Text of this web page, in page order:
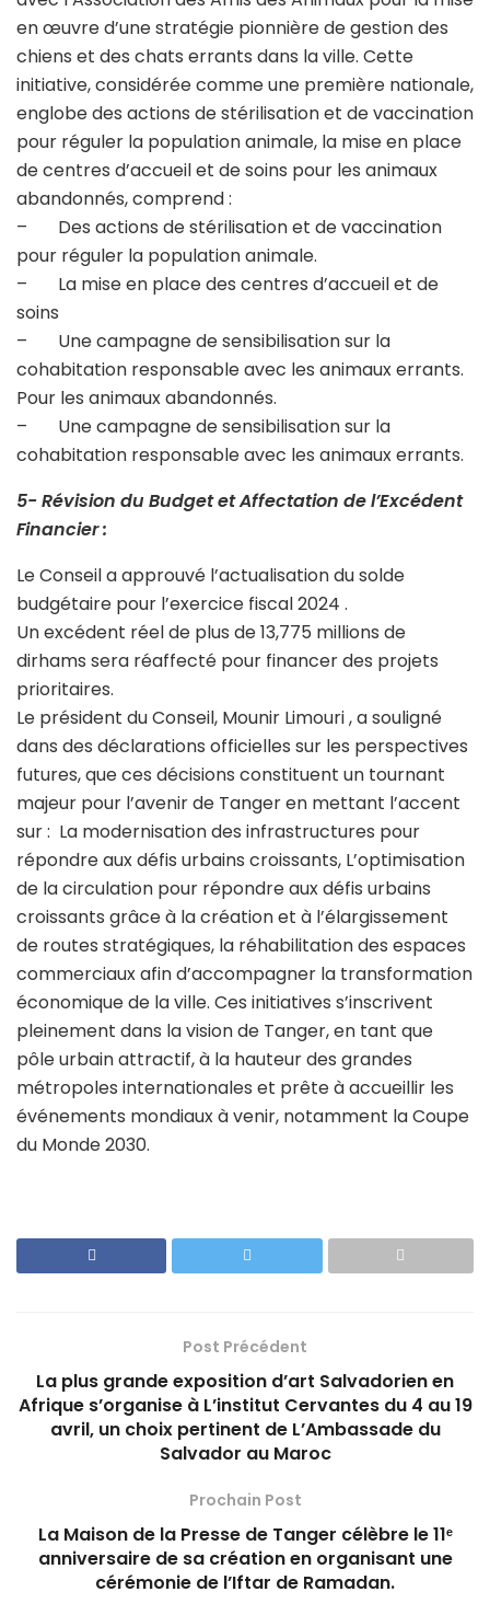
en œuvre d’une stratégie pionnière de gestion des
chiens et des chats errants dans la ville. Cette
initiative, considérée comme une première nationale,
englobe des actions de stérilisation et de vaccination
pour réguler la population animale, la mise en place
de centres d’accueil et de soins pour les animaux
abandonnés, comprend :
– Des actions de stérilisation et de vaccination
pour réguler la population animale.
– La mise en place des centres d’accueil et de
soins
– Une campagne de sensibilisation sur la
cohabitation responsable avec les animaux errants.
Pour les animaux abandonnés.
– Une campagne de sensibilisation sur la
cohabitation responsable avec les animaux errants.
5️- Révision du Budget et Affectation de l’Excédent
Financier :
Le Conseil a approuvé l’actualisation du solde
budgétaire pour l’exercice fiscal 2024 .
Un excédent réel de plus de 13,775 millions de
dirhams sera réaffecté pour financer des projets
prioritaires.
Le président du Conseil, Mounir Limouri , a souligné
dans des déclarations officielles sur les perspectives
futures, que ces décisions constituent un tournant
majeur pour l’avenir de Tanger en mettant l’accent
sur : La modernisation des infrastructures pour
répondre aux défis urbains croissants, L’optimisation
de la circulation pour répondre aux défis urbains
croissants grâce à la création et à l’élargissement
de routes stratégiques, la réhabilitation des espaces
commerciaux afin d’accompagner la transformation
économique de la ville. Ces initiatives s’inscrivent
pleinement dans la vision de Tanger, en tant que
pôle urbain attractif, à la hauteur des grandes
métropoles internationales et prête à accueillir les
événements mondiaux à venir, notamment la Coupe
du Monde 2030.
Post Précédent
La plus grande exposition d’art Salvadorien en
Afrique s’organise à L’institut Cervantes du 4 au 19
avril, un choix pertinent de L’Ambassade du
Salvador au Maroc
Prochain Post
La Maison de la Presse de Tanger célèbre le 11ᵉ
anniversaire de sa création en organisant une
cérémonie de l’Iftar de Ramadan.